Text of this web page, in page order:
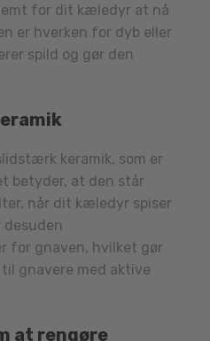
for dit kæledyr at nå
er hverken for dyb eller
spild og gør den
keramik, som er
betyder, at den står
når dit kæledyr spiser
desuden
for gnaven, hvilket gør
gnavere med aktive
at rengøre